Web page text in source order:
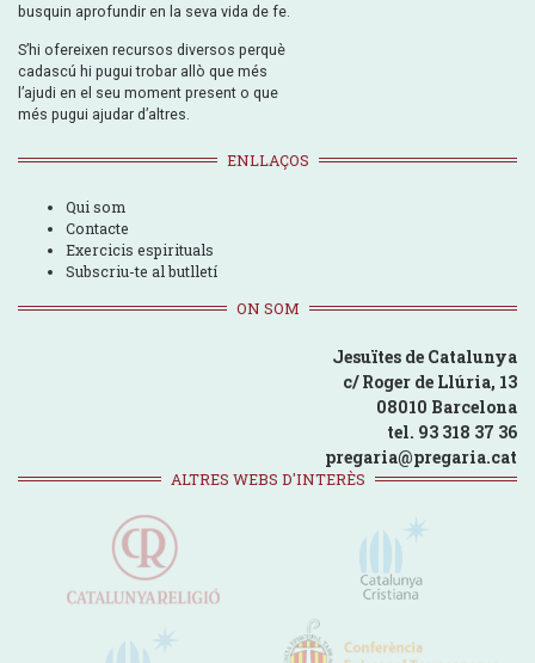
busquin aprofundir en la seva vida de fe.
S’hi ofereixen recursos diversos perquè
cadascú hi pugui trobar allò que més
l’ajudi en el seu moment present o que
més pugui ajudar d’altres.
ENLLAÇOS
Qui som
Contacte
Exercicis espirituals
Subscriu-te al butlletí
ON SOM
Jesuïtes de Catalunya
c/ Roger de Llúria, 13
08010 Barcelona
tel. 93 318 37 36
pregaria@pregaria.cat
ALTRES WEBS D'INTERÈS